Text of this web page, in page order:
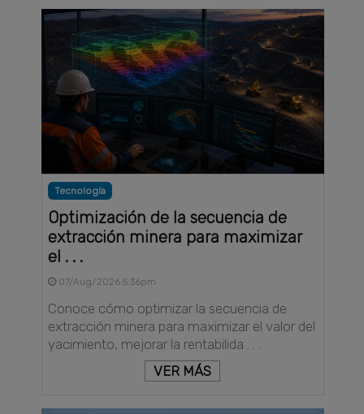
Tecnología
Optimización de la secuencia de
extracción minera para maximizar
el . . .
07/Aug/2026 5:36pm
Conoce cómo optimizar la secuencia de
extracción minera para maximizar el valor del
yacimiento, mejorar la rentabilida . . .
VER MÁS